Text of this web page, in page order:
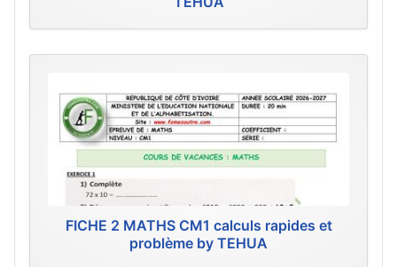
FICHE 2 MATHS CM1 calculs rapides et
problème by TEHUA